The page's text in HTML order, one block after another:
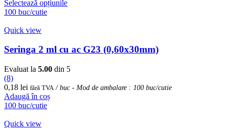
Selectează opțiunileAcest
variații.
pot
alese
100 buc/cutie
Quick view
Seringa 2 ml cu ac G23 (0,60x30mm)
Evaluat la 5.00 din 5
(8)
0,18 lei fără TVA / buc - Mod de ambalare : 100 buc/cutie
Adaugă în coș
100 buc/cutie
Quick view